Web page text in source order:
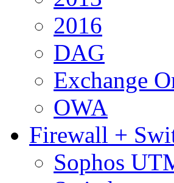
2016
DAG
Exchange
OWA
Firewall +
Sophos